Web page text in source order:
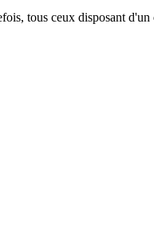
tous ceux disposant